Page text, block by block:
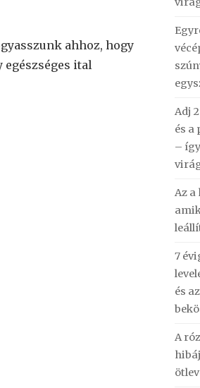
ahhoz, hogy
ital
Adj
és a
–
Az a
7
és
A